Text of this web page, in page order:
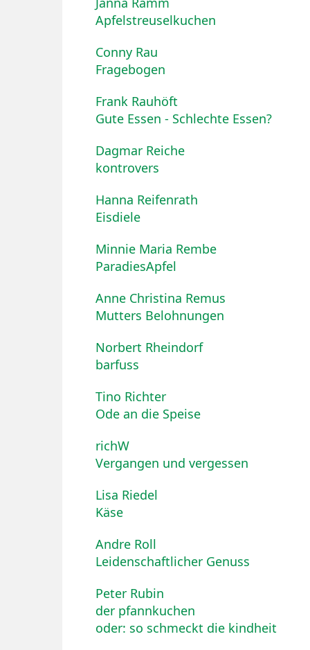
Apfelstreuselkuchen
Conny Rau
Fragebogen
Frank Rauhöft
Gute Essen - Schlechte Essen?
Dagmar Reiche
kontrovers
Hanna Reifenrath
Eisdiele
Minnie Maria Rembe
ParadiesApfel
Anne Christina Remus
Mutters Belohnungen
Norbert Rheindorf
barfuss
Tino Richter
Ode an die Speise
richW
Vergangen und vergessen
Lisa Riedel
Käse
Andre Roll
Leidenschaftlicher Genuss
Peter Rubin
der pfannkuchen
oder: so schmeckt die kindheit